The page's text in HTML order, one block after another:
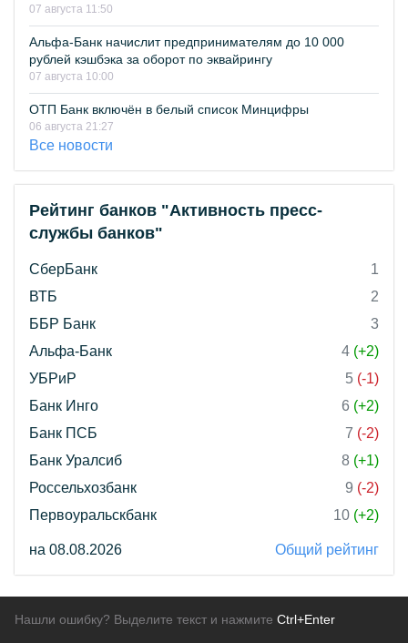
07 августа 11:50
Альфа-Банк начислит предпринимателям до 10 000
рублей кэшбэка за оборот по эквайрингу
07 августа 10:00
ОТП Банк включён в белый список Минцифры
06 августа 21:27
Все новости
Рейтинг банков "Активность пресс-
службы банков"
СберБанк
1
ВТБ
2
ББР Банк
3
Альфа-Банк
4 (+2)
УБРиР
5 (-1)
Банк Инго
6 (+2)
Банк ПСБ
7 (-2)
Банк Уралсиб
8 (+1)
Россельхозбанк
9 (-2)
Первоуральскбанк
10 (+2)
на 08.08.2026 Общий рейтинг
Нашли ошибку? Выделите текст и нажмите Ctrl+Enter